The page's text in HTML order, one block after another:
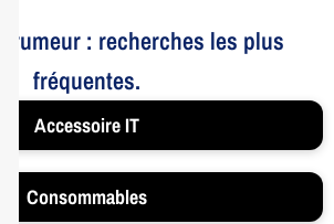
rumeur : recherches les plus
fréquentes.
Accessoire IT
Consommables